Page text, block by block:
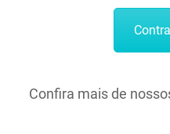
Confira mais de